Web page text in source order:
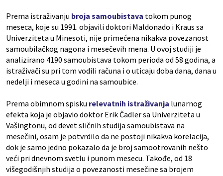
Prema istraživanju broja samoubistava tokom punog
meseca, koje su 1991. objavili doktori Maldonado i Kraus sa
Univerziteta u Minesoti, nije primećena nikakva povezanost
samoubilačkog nagona i mesečevih mena. U ovoj studiji je
analizirano 4190 samoubistava tokom perioda od 58 godina, a
istraživači su pri tom vodili računa i o uticaju doba dana, dana u
nedelji i meseca u godini na samoubice.
Prema obimnom spisku relevatnih istraživanja lunarnog
efekta koja je objavio doktor Erik Čadler sa Univerziteta u
Vašingtonu, od devet sličnih studija samoubistava na
mesečini, osam je potvrdilo da ne postoji nikakva korelacija,
dok je samo jedno pokazalo da je broj samootrovanih nešto
veći pri dnevnom svetlu i punom mesecu. Takođe, od 18
višegodišnjih studija o povezanosti mesečine sa brojem